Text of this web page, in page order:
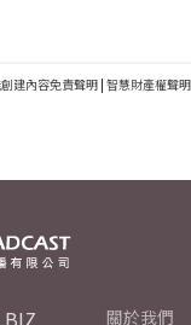
建內容免責聲明 | 智慧財產權聲明
關於我們